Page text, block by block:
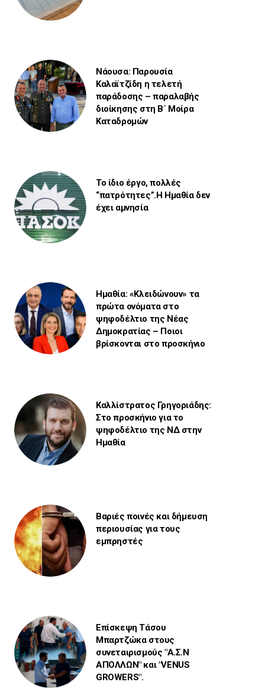
Νάουσα: Παρουσία
Καλαϊτζίδη η τελετή
παράδοσης – παραλαβής
διοίκησης στη Β΄ Μοίρα
Καταδρομών
Το ίδιο έργο, πολλές
“πατρότητες”.Η Ημαθία δεν
έχει αμνησία
Ημαθία: «Κλειδώνουν» τα
πρώτα ονόματα στο
ψηφοδέλτιο της Νέας
Δημοκρατίας – Ποιοι
βρίσκονται στο προσκήνιο
Καλλίστρατος Γρηγοριάδης:
Στο προσκήνιο για το
ψηφοδέλτιο της ΝΔ στην
Ημαθία
Βαριές ποινές και δήμευση
περιουσίας για τους
εμπρηστές
Επίσκεψη Τάσου
Μπαρτζώκα στους
συνεταιρισμούς "Α.Σ.Ν
ΑΠΟΛΛΩΝ" και "VENUS
GROWERS".